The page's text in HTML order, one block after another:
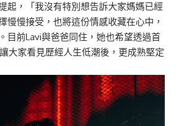
起，「我沒有特別想告訴大家媽媽已經
慢慢接受，也將這份情感收藏在心中，
目前Lavi與爸爸同住，她也希望透過首
大家看見歷經人生低潮後，更成熟堅定